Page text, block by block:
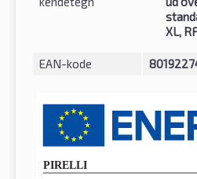
XL,
EAN-kode